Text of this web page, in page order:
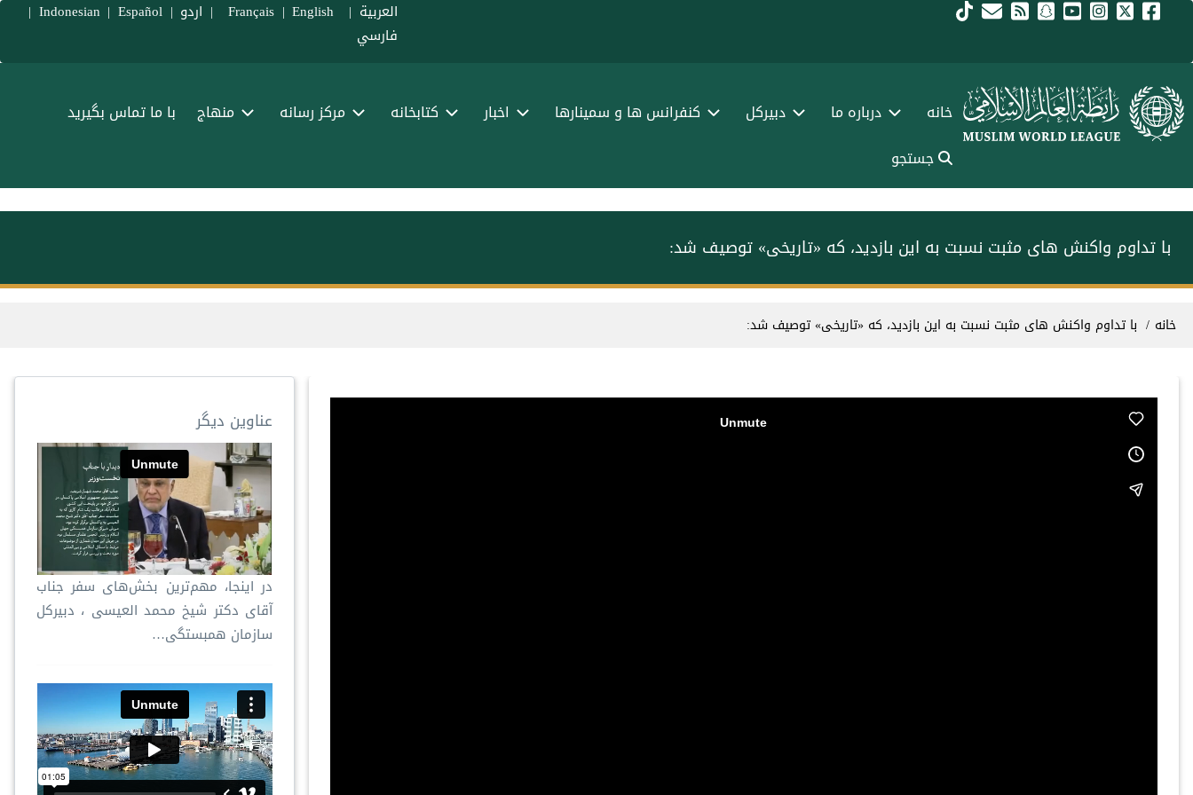
رفتن به محتوای اصلی العربية |
|English
| اردو |
Indonesian | Español
|
فارسي
Main navigation Farsi خانه درباره ما دبیرکل کنفرانس ها و سمینارها اخبار کتابخانه مرکز رسانه منهاج
با ما تماس بگیرید
جستجو
با تداوم واکنش های مثبت نسبت به این بازدید، که «تاریخی» توصیف شد:
مسیر راهنما
خانه با تداوم واکنش های مثبت نسبت به این بازدید، که «تاریخی» توصیف شد:
عناوین دیگر
در اینجا، مهم‌ترین بخش‌های سفر جناب
آقای دکتر شیخ محمد العیسی ، دبیرکل
سازمان همبستگی…